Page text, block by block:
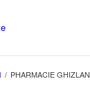
/ PHARMACIE GHIZLAN